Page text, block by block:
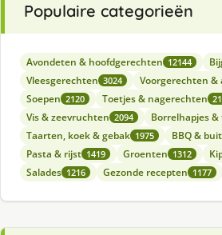
Populaire categorieën
Avondeten & hoofdgerechten 12144
Vleesgerechten 3024 Voorgerechten &
Soepen 2120 Toetjes & nagerechten
Vis & zeevruchten 2094 Borrelhapjes &
Taarten, koek & gebak 1975 BBQ &
Pasta & rijst 1419 Groenten 1312
Salades 1216 Gezonde recepten 1177